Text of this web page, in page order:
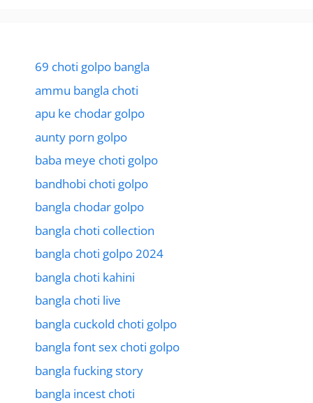
69 choti golpo bangla
ammu bangla choti
apu ke chodar golpo
aunty porn golpo
baba meye choti golpo
bandhobi choti golpo
bangla chodar golpo
bangla choti collection
bangla choti golpo 2024
bangla choti kahini
bangla choti live
bangla cuckold choti golpo
bangla font sex choti golpo
bangla fucking story
bangla incest choti